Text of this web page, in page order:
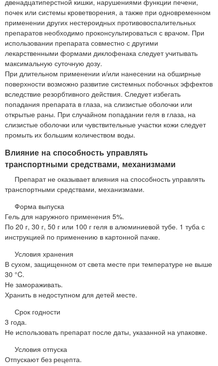
двенадцатиперстной кишки, нарушениями функции печени,
почек или системы кроветворения, а также при одновременном
применении других нестероидных противовоспалительных
препаратов необходимо проконсультироваться с врачом. При
использовании препарата совместно с другими
лекарственными формами диклофенака следует учитывать
максимальную суточную дозу.
При длительном применении и/или нанесении на обширные
поверхности возможно развитие системных побочных эффектов
вследствие резорбтивного действия. Следует избегать
попадания препарата в глаза, на слизистые оболочки или
открытые раны. При случайном попадании геля в глаза, на
слизистые оболочки или чувствительные участки кожи следует
промыть их большим количеством воды.
Влияние на способность управлять
транспортными средствами, механизмами
Препарат не оказывает влияния на способность управлять
транспортными средствами, механизмами.
Форма выпуска
Гель для наружного применения 5%.
По 20 г, 30 г, 50 г или 100 г геля в алюминиевой тубе. 1 туба с
инструкцией по применению в картонной пачке.
Условия хранения
В сухом, защищенном от света месте при температуре не выше
30 °C.
Не замораживать.
Хранить в недоступном для детей месте.
Срок годности
3 года.
Не использовать препарат после даты, указанной на упаковке.
Условия отпуска
Отпускают без рецепта.